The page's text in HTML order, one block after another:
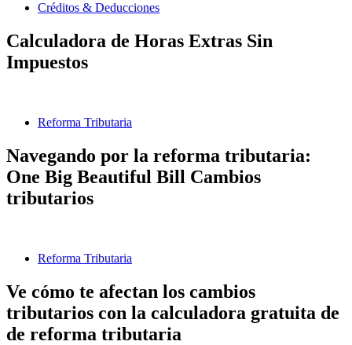
Créditos & Deducciones
Calculadora de Horas Extras Sin
Impuestos
Reforma Tributaria
Navegando por la reforma tributaria:
One Big Beautiful Bill Cambios
tributarios
Reforma Tributaria
Ve cómo te afectan los cambios
tributarios con la calculadora gratuita de
de reforma tributaria